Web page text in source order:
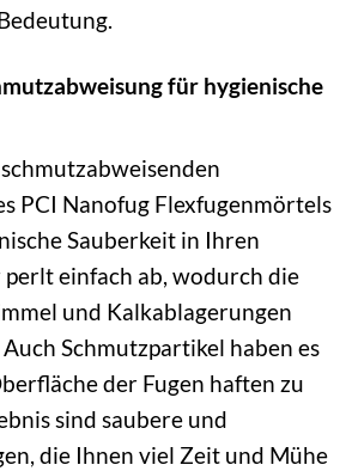
für hygienische
PCI Nanofug Flexfugenmörtels
Sauberkeit in Ihren
perlt einfach ab, wodurch die
und Kalkablagerungen
Schmutzpartikel haben es
der Fugen haften zu
sind saubere und
die Ihnen viel Zeit und Mühe